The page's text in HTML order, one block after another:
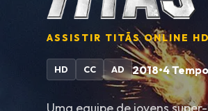
ASSISTIR TITÃSONLINE HD
HD CC AD 2018•4